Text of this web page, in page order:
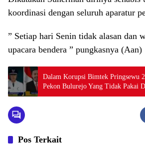
koordinasi dengan seluruh aparatur
” Setiap hari Senin tidak alasan dan
upacara bendera ” pungkasnya (Aan)
Dalam Korupsi Bimtek Pringsewu
Pekon Bulurejo Yang Tidak Pakai
Insentif Pekon 2024
Pos Terkait